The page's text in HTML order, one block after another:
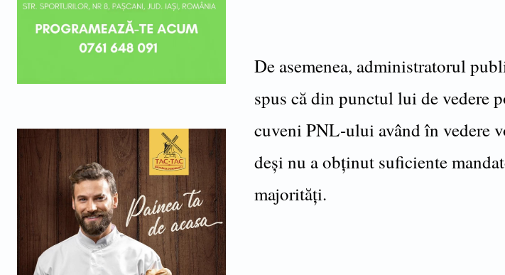
De asemenea, administratorul
spus că din punctul lui de vedere
cuveni PNL-ului având în vedere
deși nu a obținut suficiente
majorități.